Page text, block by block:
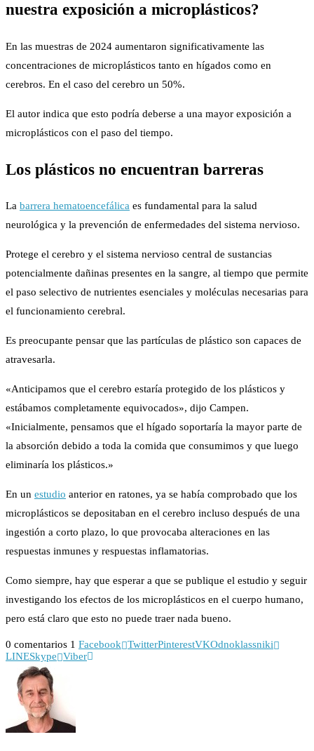
nuestra exposición a microplásticos?
En las muestras de 2024 aumentaron significativamente las
concentraciones de microplásticos tanto en hígados como en
cerebros. En el caso del cerebro un 50%.
El autor indica que esto podría deberse a una mayor exposición a
microplásticos con el paso del tiempo.
Los plásticos no encuentran barreras
La barrera hematoencefálica es fundamental para la salud
neurológica y la prevención de enfermedades del sistema nervioso.
Protege el cerebro y el sistema nervioso central de sustancias
potencialmente dañinas presentes en la sangre, al tiempo que permite
el paso selectivo de nutrientes esenciales y moléculas necesarias para
el funcionamiento cerebral.
Es preocupante pensar que las partículas de plástico son capaces de
atravesarla.
«Anticipamos que el cerebro estaría protegido de los plásticos y
estábamos completamente equivocados», dijo Campen.
«Inicialmente, pensamos que el hígado soportaría la mayor parte de
la absorción debido a toda la comida que consumimos y que luego
eliminaría los plásticos.»
En un estudio anterior en ratones, ya se había comprobado que los
microplásticos se depositaban en el cerebro incluso después de una
ingestión a corto plazo, lo que provocaba alteraciones en las
respuestas inmunes y respuestas inflamatorias.
Como siempre, hay que esperar a que se publique el estudio y seguir
investigando los efectos de los microplásticos en el cuerpo humano,
pero está claro que esto no puede traer nada bueno.
0 comentarios 1 Facebook TwitterPinterestVKOdnoklassniki
LINESkype Viber